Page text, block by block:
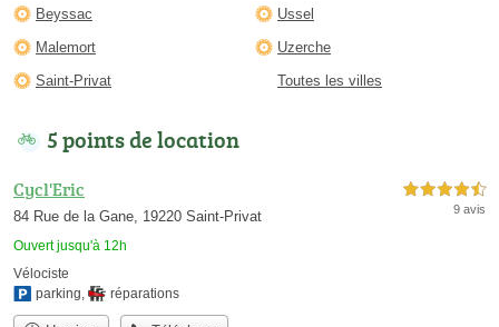
Beyssac
Malemort
Saint-Privat
Ussel
Uzerche
Toutes les villes
5 points de location
Cycl'Eric
84 Rue de la Gane, 19220 Saint-Privat
Ouvert jusqu'à 12h
4,5 étoiles sur 5
9 avis
Vélociste
parking, réparations